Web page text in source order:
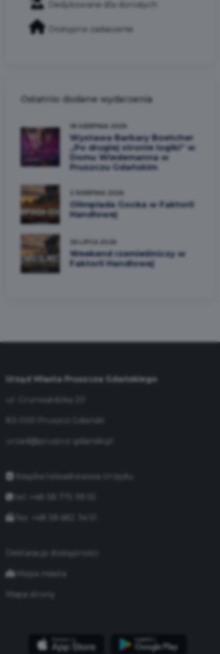
Dedykowane dla dorosłych
Dostępne zadaszenie
Ostatnio dodane wydarzenia
18 SIERPNIA 2026
Wystawa Barbary Boetcher
„Po drugiej stronie logiki” w
Domu Wiedemanna w
Pruszczu Gdańskim
Olimpiada Gocka w Faktorii
Handlowej
Weekend rzemieślniczy w
Faktorii Handlowej
Urząd Miasta Pruszcza Gdańskiego
urzad@pruszcz-gdanski.pl
Książka teleadresowa Urzędu
Deklaracja dostępności
Mapa miasta
Mapa strony